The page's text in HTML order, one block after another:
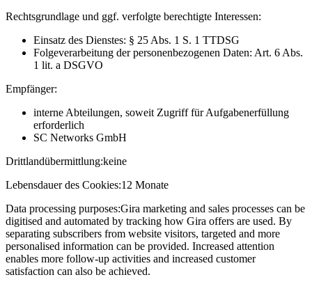
Rechtsgrundlage und ggf. verfolgte berechtigte Interessen:
Einsatz des Dienstes: § 25 Abs. 1 S. 1 TTDSG
Folgeverarbeitung der personenbezogenen Daten: Art. 6 Abs.
1 lit. a DSGVO
Empfänger:
interne Abteilungen, soweit Zugriff für Aufgabenerfüllung
erforderlich
SC Networks GmbH
Drittlandübermittlung:keine
Lebensdauer des Cookies:12 Monate
Data processing purposes:Gira marketing and sales processes can be
digitised and automated by tracking how Gira offers are used. By
separating subscribers from website visitors, targeted and more
personalised information can be provided. Increased attention
enables more follow-up activities and increased customer
satisfaction can also be achieved.